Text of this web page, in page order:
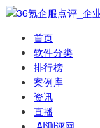
首页
软件分类
排行榜
案例库
资讯
直播